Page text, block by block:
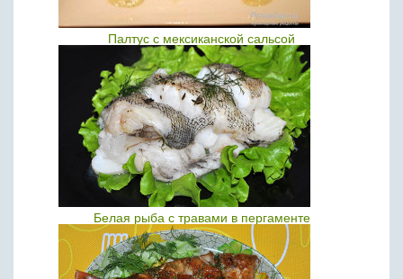
Палтус с мексиканской сальсой
Белая рыба с травами в пергаменте